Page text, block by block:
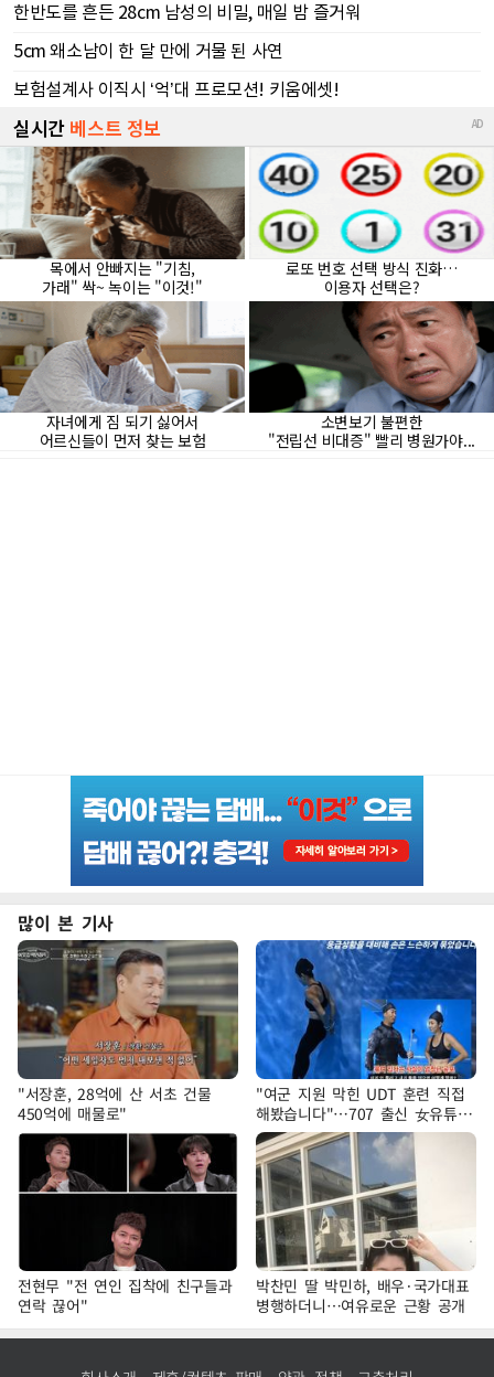
많이 본 기사
"서장훈, 28억에 산 서초 건물
450억에 매물로"
"여군 지원 막힌 UDT 훈련 직접
해봤습니다"…707 출신 女유튜버
'완벽 소화'
전현무 "전 연인 집착에 친구들과
연락 끊어"
박찬민 딸 박민하, 배우·국가대표
병행하더니…여유로운 근황 공개